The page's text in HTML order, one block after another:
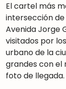
El cartel más
intersección de
Avenida Jorge
visitados por
urbano de la
grandes con el
foto de llegada.